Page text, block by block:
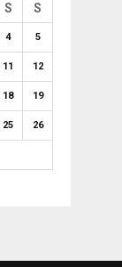
S S
4 5
11 12
18 19
25 26